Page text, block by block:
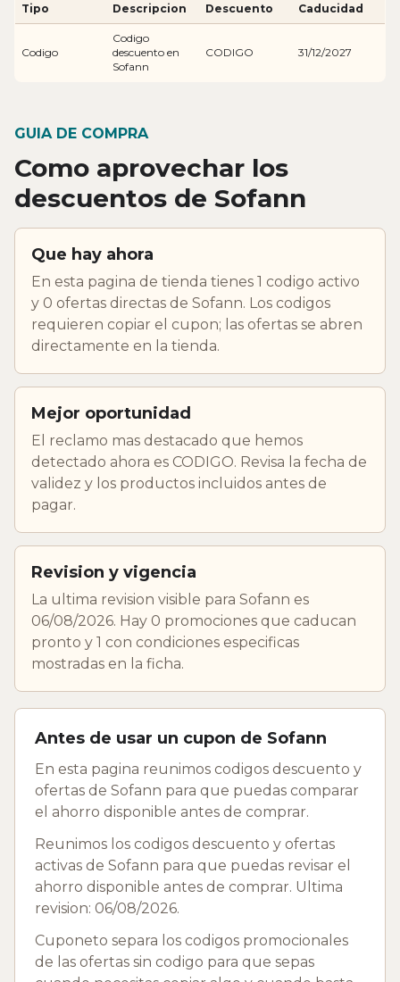
Tipo Descripcion Descuento Caducidad
Codigo
Codigo
descuento en
Sofann
CODIGO 31/12/2027
GUIA DE COMPRA
Como aprovechar los
descuentos de Sofann
Que hay ahora
En esta pagina de tienda tienes 1 codigo activo
y 0 ofertas directas de Sofann. Los codigos
requieren copiar el cupon; las ofertas se abren
directamente en la tienda.
Mejor oportunidad
El reclamo mas destacado que hemos
detectado ahora es CODIGO. Revisa la fecha de
validez y los productos incluidos antes de
pagar.
Revision y vigencia
La ultima revision visible para Sofann es
06/08/2026. Hay 0 promociones que caducan
pronto y 1 con condiciones especificas
mostradas en la ficha.
Antes de usar un cupon de Sofann
En esta pagina reunimos codigos descuento y
ofertas de Sofann para que puedas comparar
el ahorro disponible antes de comprar.
Reunimos los codigos descuento y ofertas
activas de Sofann para que puedas revisar el
ahorro disponible antes de comprar. Ultima
revision: 06/08/2026.
Cuponeto separa los codigos promocionales
de las ofertas sin codigo para que sepas